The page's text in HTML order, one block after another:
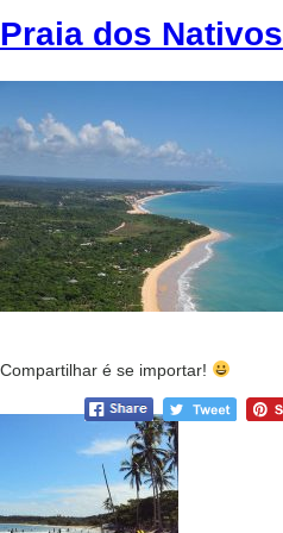
Praia dos Nativos
Compartilhar é se importar!